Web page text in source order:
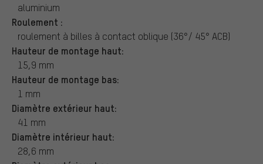
aluminium
Roulement :
roulement à billes à contact oblique (36°/ 45° ACB)
Hauteur de montage haut:
15,9 mm
Hauteur de montage bas:
1 mm
Diamètre extérieur haut:
41 mm
Diamètre intérieur haut:
28,6 mm